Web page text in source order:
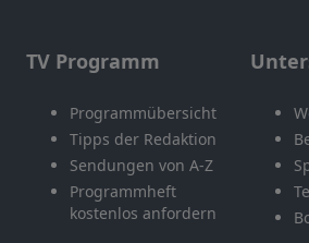
TV Programm
Programmübersicht
Tipps der Redaktion
Sendungen von A-Z
Programmheft
kostenlos anfordern